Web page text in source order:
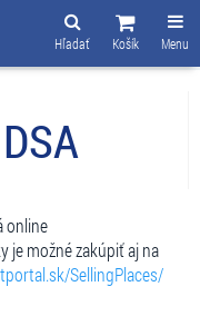
Menu
Košík
Hľadať
online
je možné zakúpiť aj na
SellingPlaces/